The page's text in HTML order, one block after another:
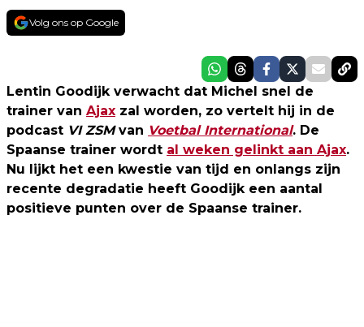
Volg ons op Google
Lentin Goodijk verwacht dat Michel snel de
trainer van Ajax zal worden, zo vertelt hij in de
podcast VI ZSMvan Voetbal International. De
Spaanse trainer wordt al weken gelinkt aan Ajax.
Nu lijkt het een kwestie van tijd en onlangs zijn
recente degradatie heeft Goodijk een aantal
positieve punten over de Spaanse trainer.